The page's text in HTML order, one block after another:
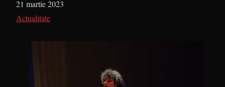
Dată
21 martie 2023
În legătură cu
Actualitate